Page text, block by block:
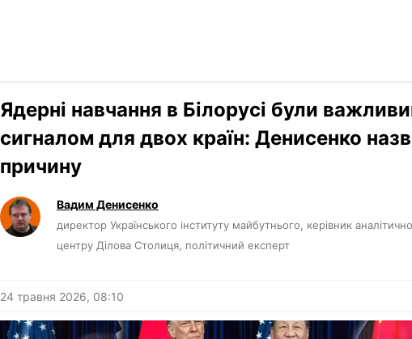
Ядерні навчання в Білорусі були
сигналом для двох країн: Денисенко
причину
Вадим Денисенко
директор Українського інституту майбутнього, керівник
центру Ділова Столиця, політичний експерт
24 травня 2026, 08:10